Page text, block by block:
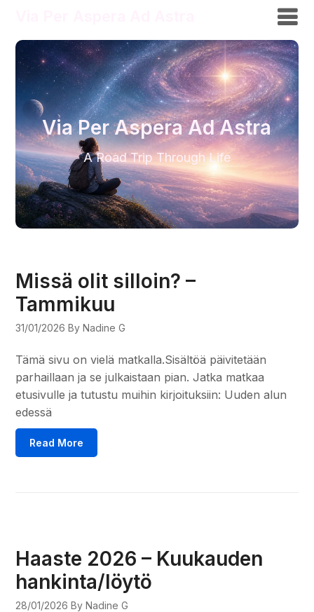
Via Per Aspera Ad Astra
A Road Trip Through Life
Missä olit silloin? –
Tammikuu
31/01/2026 By Nadine G
Tämä sivu on vielä matkalla.Sisältöä päivitetään
parhaillaan ja se julkaistaan pian. Jatka matkaa
etusivulle ja tutustu muihin kirjoituksiin: Uuden alun
edessä
Read More
Haaste 2026 – Kuukauden
hankinta/löytö
28/01/2026 By Nadine G